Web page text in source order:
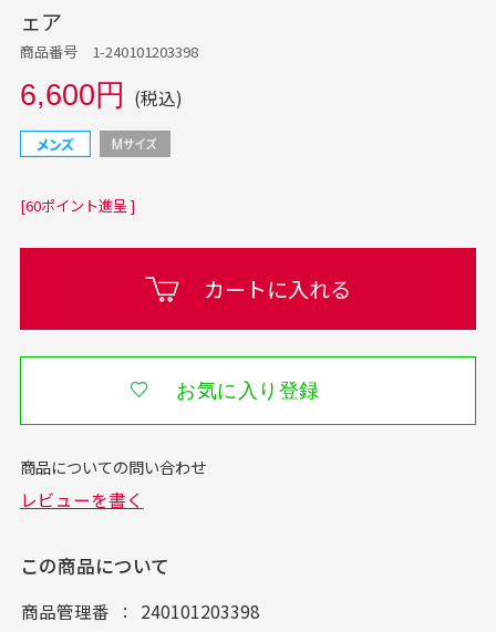
ェア
商品番号 1-240101203398
6,600円 (税込)
[60ポイント進呈 ]
カートに入れる
お気に入り登録
この商品について
商品管理番
240101203398